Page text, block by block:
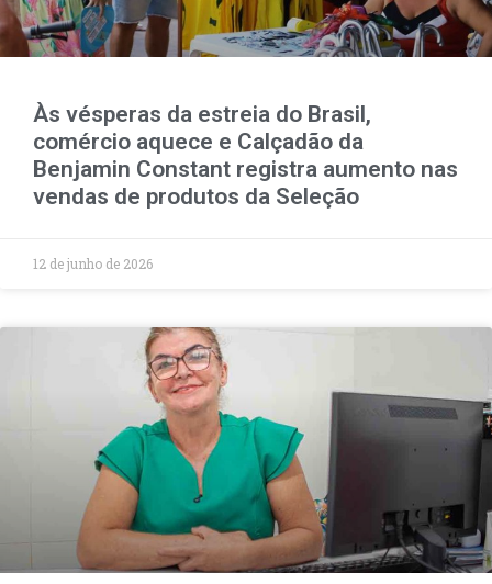
Às vésperas da estreia do Brasil,
comércio aquece e Calçadão da
Benjamin Constant registra aumento nas
vendas de produtos da Seleção
12 de junho de 2026